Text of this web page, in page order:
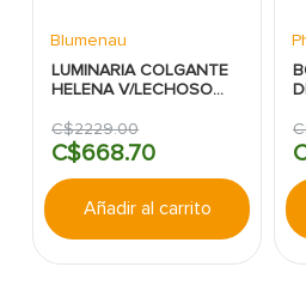
Blumenau
LUMINARIA COLGANTE
HELENA V/LECHOSO
BLUMENAU
C$2229.00
C$668.70
Añadir al carrito